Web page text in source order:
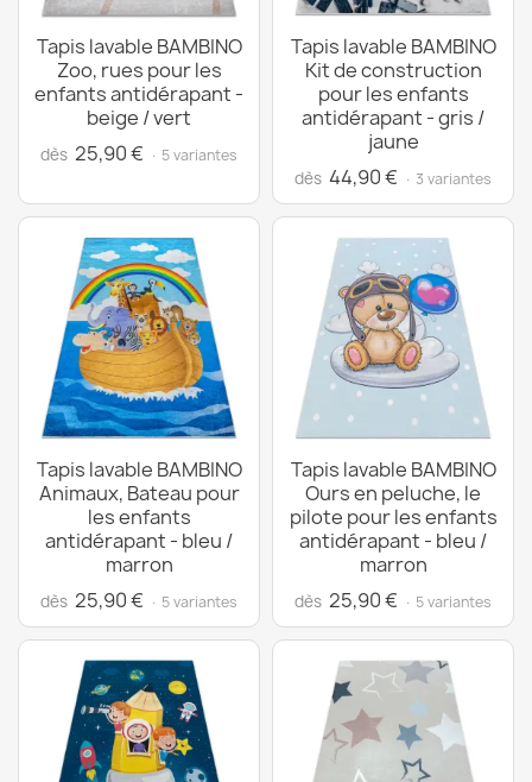
Tapis lavable BAMBINO
Zoo, rues pour les
enfants antidérapant -
beige / vert
dès 25,90 € · 5 variantes
Tapis lavable BAMBINO
Kit de construction
pour les enfants
antidérapant - gris /
jaune
dès 44,90 € · 3 variantes
Tapis lavable BAMBINO
Animaux, Bateau pour
les enfants
antidérapant - bleu /
marron
dès 25,90 € · 5 variantes
Tapis lavable BAMBINO
Ours en peluche, le
pilote pour les enfants
antidérapant - bleu /
marron
dès 25,90 € · 5 variantes